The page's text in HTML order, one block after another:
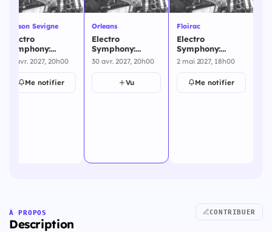
Cesson Sevigne
Electro
Symphony:
Orchestra Dance
Party - Cesson
Sevigne - 29
avril 2027
29 avr. 2027, 20h00
Me notifier
Orleans
Electro
Symphony:
Orchestra Dance
Party - Orleans -
30 avril 2027
30 avr. 2027, 20h00
Vu
Floirac
Electro
Symphony:
Orchestra Dance
Party - Floirac -
2 mai 2027
2 mai 2027, 18h00
Me notifier
À PROPOS
Description
CONTRIBUER